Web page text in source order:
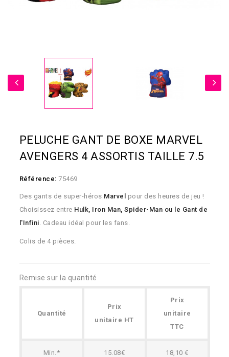
PELUCHE GANT DE BOXE MARVEL
AVENGERS 4 ASSORTIS TAILLE 7.5
Référence: 75469
Des gants de super-héros Marvel pour des heures de jeu !
Choisissez entre Hulk, Iron Man, Spider-Man ou le Gant de
l'Infini . Cadeau idéal pour les fans.
Colis de 4 pièces.
Remise sur la quantité
Quantité
Prix
unitaire HT
Prix
unitaire
TTC
Min.* 15.08€ 18,10 €